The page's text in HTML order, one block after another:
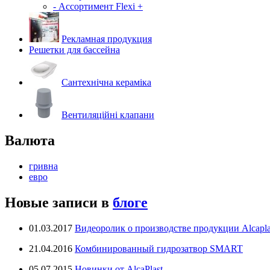
- Ассортимент Flexi +
Рекламная продукция
Решетки для бассейна
Сантехнічна кераміка
Вентиляційні клапани
Валюта
гривна
евро
Новые записи в блоге
01.03.2017 Видеоролик о производстве продукции
21.04.2016 Комбинированный гидрозатвор SMART